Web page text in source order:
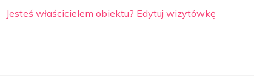
Jesteś właścicielem obiektu? Edytuj wizytówkę